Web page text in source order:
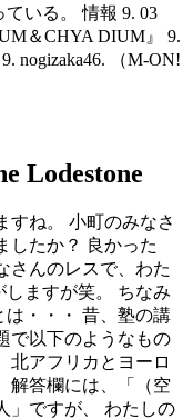
いる。 情報 9. 03
＆CHYA DIUM』 9.
nogizaka46. （M-ON!
Lodestone
すね。 小町のみなさ
したか？ 良かった
さんのレスで、わた
しますが笑。 ちなみ
・・・ 昔、塾の講
で以下のようなもの
北アフリカとヨーロ
解答欄には、「（空
」ですが、 わたしの